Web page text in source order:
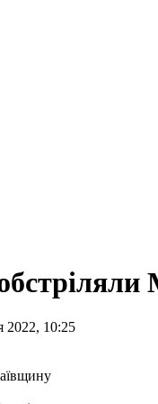
2022, 10:25